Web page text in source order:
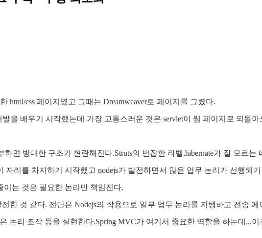
html/css 페이지였고 그때는 Dreamweaver로 페이지를 그렸다.
을 배우기 시작했는데 가장 고통스러운 것은 servlet이 웹 페이지로 되돌
면 방대한 구조가 현란해진다.Struts의 번잡한 라벨,hibernate가 잘 모르
자리를 차지하기 시작했고 nodejs가 발전하면서 많은 업무 논리가 선행되
는 것은 필요한 논리만 책임진다.
한 것 같다. 전단은 Nodejs의 작용으로 일부 업무 논리를 지탱하고 전송
논리 조작 등을 실현한다.Spring MVC가 여기서 중요한 역할을 하는데...